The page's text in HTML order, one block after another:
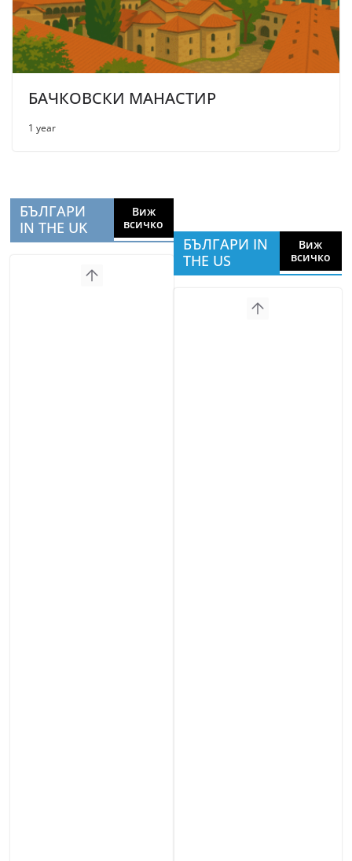
БАЧКОВСКИ МАНАСТИР
1 year
БЪЛГАРИ
IN THE UK
Виж
всичко
БЪЛГАРИ IN
THE US
Виж
всичко